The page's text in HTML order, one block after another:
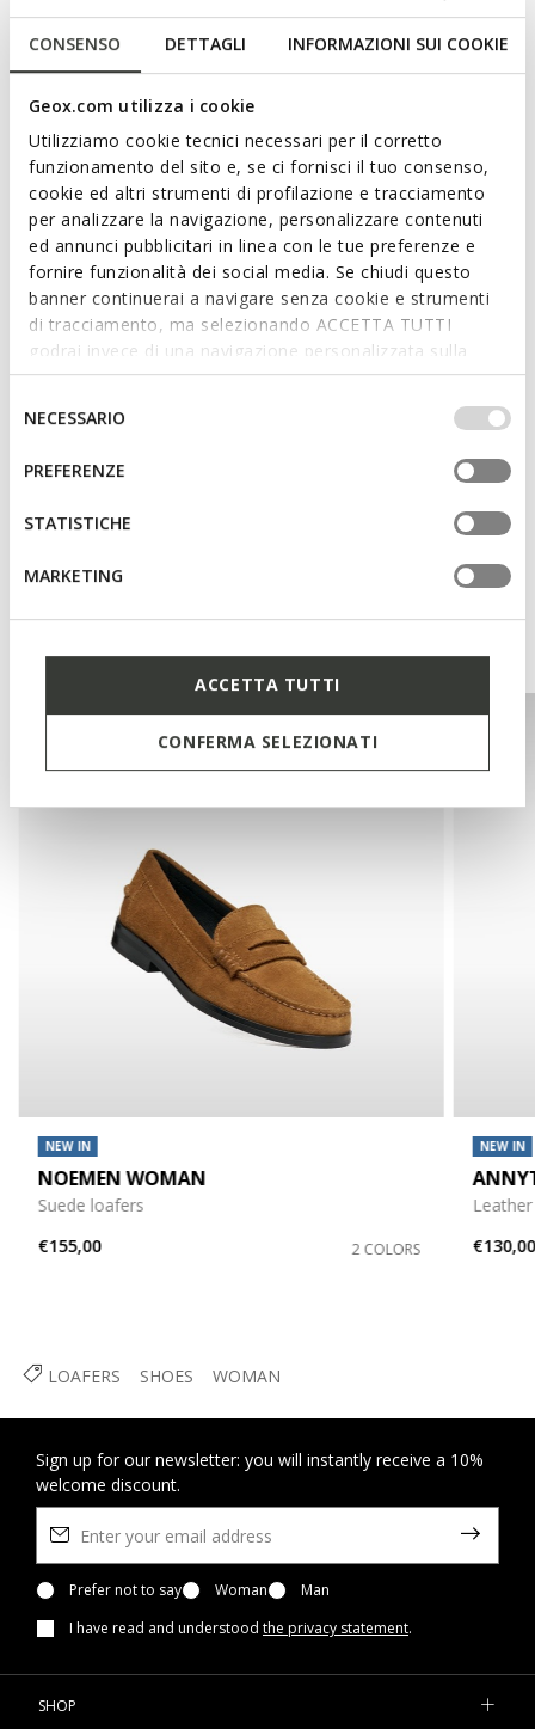
CONSENSO DETTAGLI INFORMAZIONI SUI COOKIE
Geox.com utilizza i cookie
Utilizziamo cookie tecnici necessari per il corretto
funzionamento del sito e, se ci fornisci il tuo consenso,
cookie ed altri strumenti di profilazione e tracciamento
per analizzare la navigazione, personalizzare contenuti
ed annunci pubblicitari in linea con le tue preferenze e
fornire funzionalità dei social media. Se chiudi questo
banner continuerai a navigare senza cookie e strumenti
di tracciamento, ma selezionando ACCETTA TUTTI
godrai invece di una navigazione personalizzata sulla
base dei tuoi gusti ed interessi. Selezionando
IMPOSTAZIONI potrai anche scegliere quali cookies ed
altri strumenti di tracciamento autorizzare. Per maggiori
informazioni o per modificare in qualsiasi momento le
tue impostazioni, visita la nostra
del
consenso
NECESSARIO
PREFERENZE
STATISTICHE
MARKETING
ACCETTA TUTTI
CONFERMA SELEZIONATI
hazelnut version, it features a soft suede upper with a clean
silhouette, enhanced by handcrafted details. Comfortable and
breathable, Addisse adds a touch of effortless elegance to
ITEM CODE: D66AXB00022C6032
Read more
Features
Quick and easy to put on
Thickness of sole: 1 cm / 0.4"
Slip-on design allows you to slide the foot in swiftly;
Removable insole
Technologies
LOAFERS SHOES WOMAN
NEW IN
NOEMEN WOMAN
Suede loafers
€155,00
2 COLORS
NEW IN
€130,00
Sign up for our newsletter: you will instantly receive a 10%
welcome discount.
Prefer not to say Woman
Man
I have read and understood the privacy statement.
SHOP